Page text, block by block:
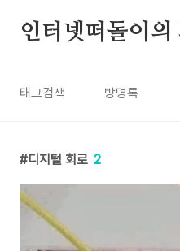
인터넷떠돌이의
태그검색 방명록
디지털 회로 2